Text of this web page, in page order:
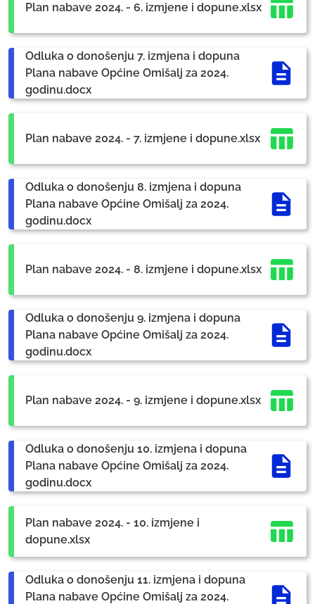
Plan nabave 2024. - 6. izmjene i dopune.xlsx
Odluka o donošenju 7. izmjena i dopuna
Plana nabave Općine Omišalj za 2024.
godinu.docx
Plan nabave 2024. - 7. izmjene i dopune.xlsx
Odluka o donošenju 8. izmjena i dopuna
Plana nabave Općine Omišalj za 2024.
godinu.docx
Plan nabave 2024. - 8. izmjene i dopune.xlsx
Odluka o donošenju 9. izmjena i dopuna
Plana nabave Općine Omišalj za 2024.
godinu.docx
Plan nabave 2024. - 9. izmjene i dopune.xlsx
Odluka o donošenju 10. izmjena i dopuna
Plana nabave Općine Omišalj za 2024.
godinu.docx
Plan nabave 2024. - 10. izmjene i
dopune.xlsx
Odluka o donošenju 11. izmjena i dopuna
Plana nabave Općine Omišalj za 2024.